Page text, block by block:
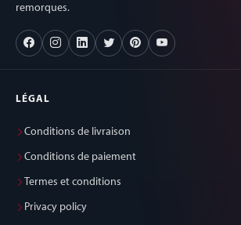
remorques.
LÉGAL
Conditions de livraison
Conditions de paiement
Termes et conditions
Privacy policy